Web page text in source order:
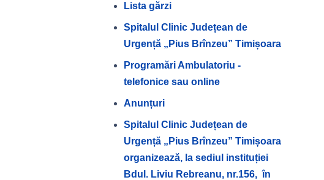
Lista gărzi
Spitalul Clinic Județean de
Urgență „Pius Brînzeu” Timișoara
Programări Ambulatoriu -
telefonice sau online
Anunțuri
Spitalul Clinic Județean de
Urgență „Pius Brînzeu” Timișoara
organizează, la sediul instituției
Bdul. Liviu Rebreanu, nr.156, în